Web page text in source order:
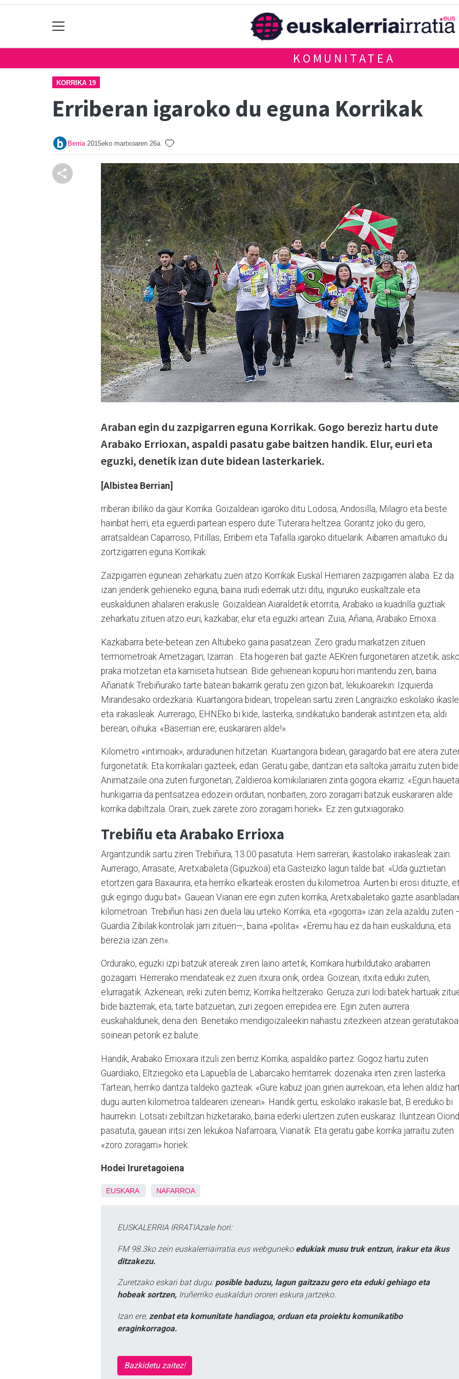
KOMUNITATEA
KORRIKA 19
Erriberan igaroko du eguna Korrikak
Berria 2015eko martxoaren 26a
Araban egin du zazpigarren eguna Korrikak. Gogo bereziz hartu dute
Arabako Errioxan, aspaldi pasatu gabe baitzen handik. Elur, euri eta
eguzki, denetik izan dute bidean lasterkariek.
[Albistea Berrian]
rriberan ibiliko da gaur Korrika. Goizaldean igaroko ditu Lodosa, Andosilla, Milagro eta beste
hainbat herri, eta eguerdi partean espero dute Tuterara heltzea. Gorantz joko du gero,
arratsaldean Caparroso, Pitillas, Erriberri eta Tafalla igaroko dituelarik. Aibarren amaituko du
zortzigarren eguna Korrikak.
Zazpigarren egunean zeharkatu zuen atzo Korrikak Euskal Herriaren zazpigarren alaba. Ez da
izan jenderik gehieneko eguna, baina irudi ederrak utzi ditu, inguruko euskaltzale eta
euskaldunen ahalaren erakusle. Goizaldean Aiaraldetik etorrita, Arabako ia kuadrilla guztiak
zeharkatu zituen atzo euri, kazkabar, elur eta eguzki artean: Zuia, Añana, Arabako Errioxa...
Kazkabarra bete-betean zen Altubeko gaina pasatzean. Zero gradu markatzen zituen
termometroak Ametzagan, Izarran... Eta hogeiren bat gazte AEKren furgonetaren atzetik;
praka motzetan eta kamiseta hutsean. Bide gehienean kopuru hori mantendu zen, baina
Añanatik Trebiñurako tarte batean bakarrik geratu zen gizon bat, lekukoarekin: Izquierda
Mirandesako ordezkaria. Kuartangora bidean, tropelean sartu ziren Langraizko eskolako ikasle
eta irakasleak. Aurrerago, EHNEko bi kide, lasterka, sindikatuko banderak astintzen eta, aldi
berean, oihuka: «Baserrian ere, euskararen alde!».
Kilometro «intimoak», arduradunen hitzetan. Kuartangora bidean, garagardo bat ere atera
furgonetatik. Eta korrikalari gazteek, edan. Geratu gabe, dantzan eta saltoka jarraitu zuten
Animatzaile ona zuten furgonetan, Zaldieroa komikilariaren zinta gogora ekarriz: «Egun
hunkigarria da pentsatzea edozein ordutan, nonbaiten, zoro zoragarri batzuk euskararen alde
korrika dabiltzala. Orain, zuek zarete zoro zoragarri horiek». Ez zen gutxiagorako.
Trebiñu eta Arabako Errioxa
Argantzundik sartu ziren Trebiñura, 13:00 pasatuta. Herri sarreran, ikastolako irakasleak zain.
Aurrerago, Arrasate, Aretxabaleta (Gipuzkoa) eta Gasteizko lagun talde bat. «Uda guztietan
etortzen gara Baxaurira, eta herriko elkarteak erosten du kilometroa. Aurten bi erosi dituzte,
guk egingo dugu bat». Gauean Vianan ere egin zuten korrika, Aretxabaletako gazte
kilometroan. Trebiñun hasi zen duela lau urteko Korrika, eta «gogorra» izan zela azaldu zuten
Guardia Zibilak kontrolak jarri zituen—, baina «polita»: «Eremu hau ez da hain euskalduna, eta
berezia izan zen».
Ordurako, eguzki izpi batzuk atereak ziren laino artetik, Korrikara hurbildutako arabarren
gozagarri. Herrerako mendateak ez zuen itxura onik, ordea. Goizean, itxita eduki zuten,
elurragatik. Azkenean, ireki zuten berriz, Korrika heltzerako. Geruza zuri lodi batek hartuak
bide bazterrak, eta, tarte batzuetan, zuri zegoen errepidea ere. Egin zuten aurrera
euskahaldunek, dena den. Benetako mendigoizaleekin nahastu zitezkeen atzean
soinean petorik ez balute.
Handik, Arabako Errioxara itzuli zen berriz Korrika, aspaldiko partez. Gogoz hartu zuten
Guardiako, Eltziegoko eta Lapuebla de Labarcako herritarrek: dozenaka irten ziren lasterka.
Tartean, herriko dantza taldeko gazteak. «Gure kabuz joan ginen aurrekoan, eta lehen aldiz
dugu aurten kilometroa taldearen izenean». Handik gertu, eskolako irakasle bat, B ereduko bi
haurrekin. Lotsati zebiltzan hizketarako, baina ederki ulertzen zuten euskaraz. Iluntzean
pasatuta, gauean iritsi zen lekukoa Nafarroara, Vianatik. Eta geratu gabe korrika jarraitu zuten
«zoro zoragarri» horiek.
Hodei Iruretagoiena
EUSKARA NAFARROA
EUSKALERRIA IRRATIAzale hori:
FM 98.3ko zein euskalerriairratia.eus webguneko edukiak musu truk entzun, irakur eta ikus
ditzakezu.
Zuretzako eskari bat dugu: posible baduzu, lagun gaitzazu gero eta eduki gehiago eta
hobeak sortzen, Iruñerriko euskaldun ororen eskura jartzeko.
Izan ere, zenbat eta komunitate handiagoa, orduan eta proiektu komunikatibo
eraginkorragoa.
Bazkidetu zaitez!